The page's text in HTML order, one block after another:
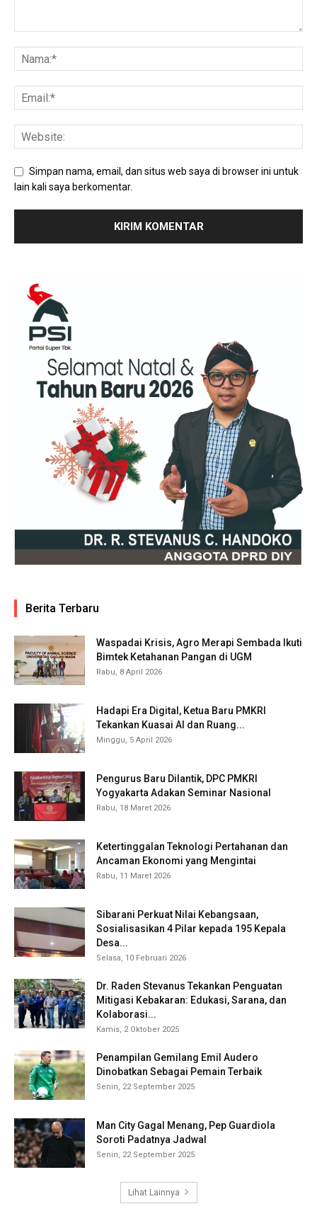
Simpan nama, email, dan situs web saya di browser ini untuk
lain kali saya berkomentar.
Berita Terbaru
Waspadai Krisis, Agro Merapi Sembada Ikuti
Bimtek Ketahanan Pangan di UGM
Rabu, 8 April 2026
Hadapi Era Digital, Ketua Baru PMKRI
Tekankan Kuasai AI dan Ruang...
Minggu, 5 April 2026
Pengurus Baru Dilantik, DPC PMKRI
Yogyakarta Adakan Seminar Nasional
Rabu, 18 Maret 2026
Ketertinggalan Teknologi Pertahanan dan
Ancaman Ekonomi yang Mengintai
Rabu, 11 Maret 2026
Sibarani Perkuat Nilai Kebangsaan,
Sosialisasikan 4 Pilar kepada 195 Kepala
Desa...
Selasa, 10 Februari 2026
Dr. Raden Stevanus Tekankan Penguatan
Mitigasi Kebakaran: Edukasi, Sarana, dan
Kolaborasi...
Kamis, 2 Oktober 2025
Penampilan Gemilang Emil Audero
Dinobatkan Sebagai Pemain Terbaik
Senin, 22 September 2025
Man City Gagal Menang, Pep Guardiola
Soroti Padatnya Jadwal
Senin, 22 September 2025
Lihat Lainnya